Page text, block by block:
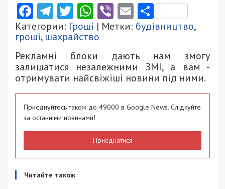
Facebook
Telegram
Twitter
WhatsApp
ViberEmail
Категории: Гроші | Метки: будівництво,
гроші, шахрайство
Рекламні блоки дають нам змогу
залишатися незалежними ЗМІ, а вам -
отримувати найсвіжіші новини під ними.
Приєднуйтесь також до 49000 в Google News. Слідкуйте
за останніми новинами!
Приєднатися
Читайте також